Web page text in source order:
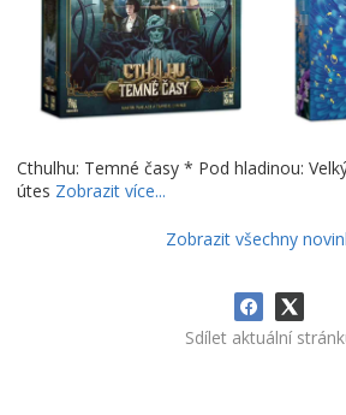
Cthulhu: Temné časy * Pod hladinou:
útes Zobrazit více...
Zobrazit všechny
Sdílet aktuální